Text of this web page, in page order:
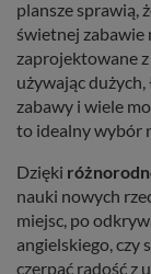
plansze sprawią,
świetnej zabawie
zaprojektowane
używając
zabawy i wiele
to idealny wybór
Dzięki
nauki nowych
miejsc, po
angielskiego, czy
czerpać radość z